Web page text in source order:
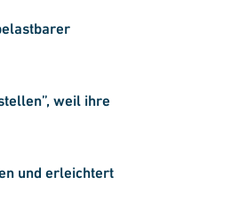
weil ihre
und erleichtert